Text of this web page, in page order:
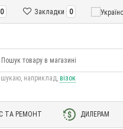
Закладки 0
0
наприклад, візок
ТА РЕМОНТ ДИЛЕРАМ